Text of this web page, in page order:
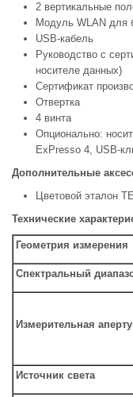
2 вертикальные
Модуль WLAN для
USB-кабель
Руководство с
носителе данных)
Сертификат
Отвертка
4 винта
Опционально:
ExPresso 4, USB-
Дополнительные
Цветовой эталон
Технические
Геометрия измерения
Спектральный
Измерительная
Источник света